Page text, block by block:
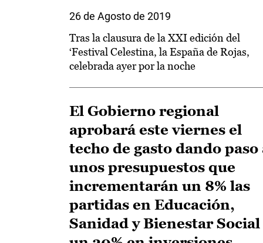
26 de Agosto de 2019
Tras la clausura de la XXI edición del
‘Festival Celestina, la España de Rojas,
celebrada ayer por la noche
El Gobierno regional
aprobará este viernes el
techo de gasto dando paso
unos presupuestos que
incrementarán un 8% las
partidas en Educación,
Sanidad y Bienestar Social